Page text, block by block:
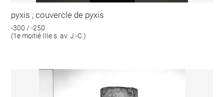
pyxis ; couvercle de pyxis
-300 / -250
(1e moitié IIIe s. av. J.-C.)